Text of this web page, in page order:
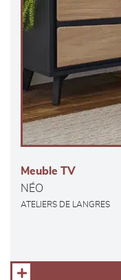
Meuble TV
NÉO
ATELIERS DE LANGRES